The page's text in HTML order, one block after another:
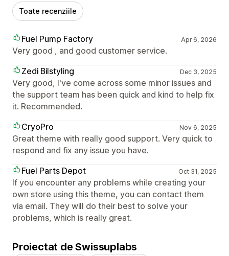
Toate recenziile
Fuel Pump Factory Apr 6, 2026
Very good , and good customer service.
Zedi Bilstyling
Dec 3, 2025
Very good, I've come across some minor issues and
the support team has been quick and kind to help fix
it. Recommended.
CryoPro
Nov 6, 2025
Great theme with really good support. Very quick to
respond and fix any issue you have.
Fuel Parts Depot
Oct 31, 2025
If you encounter any problems while creating your
own store using this theme, you can contact them
via email. They will do their best to solve your
problems, which is really great.
Proiectat de Swissuplabs